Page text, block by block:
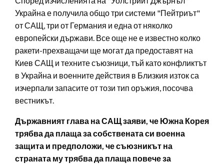
Украйна е получила общо три системи "Пейтриът"
от САЩ, три от Германия и една от няколко
европейски държави. Все още не е известно колко
ракети-прехващачи ще могат да предоставят на
Киев САЩ и техните съюзници, тъй като конфликтът
в Украйна и военните действия в Близкия изток са
изчерпали запасите от този тип оръжия, посочва
вестникът.
Държавният глава на САЩ заяви, че Южна Корея
трябва да плаща за собствената си военна
защита и предположи, че съюзникът на
страната му трябва да плаща повече за